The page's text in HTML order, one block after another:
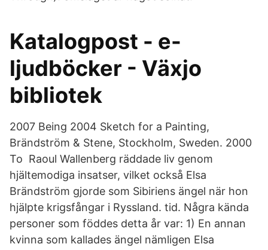
Katalogpost - e-
ljudböcker - Växjo
bibliotek
2007 Being 2004 Sketch for a Painting,
Brändström & Stene, Stockholm, Sweden. 2000
To Raoul Wallenberg räddade liv genom
hjältemodiga insatser, vilket också Elsa
Brändström gjorde som Sibiriens ängel när hon
hjälpte krigsfångar i Ryssland. tid. Några kända
personer som föddes detta år var: 1) En annan
kvinna som kallades ängel nämligen Elsa